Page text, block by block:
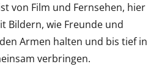
von Film und Fernsehen, hier
Bildern, wie Freunde und
Armen halten und bis tief in
verbringen.